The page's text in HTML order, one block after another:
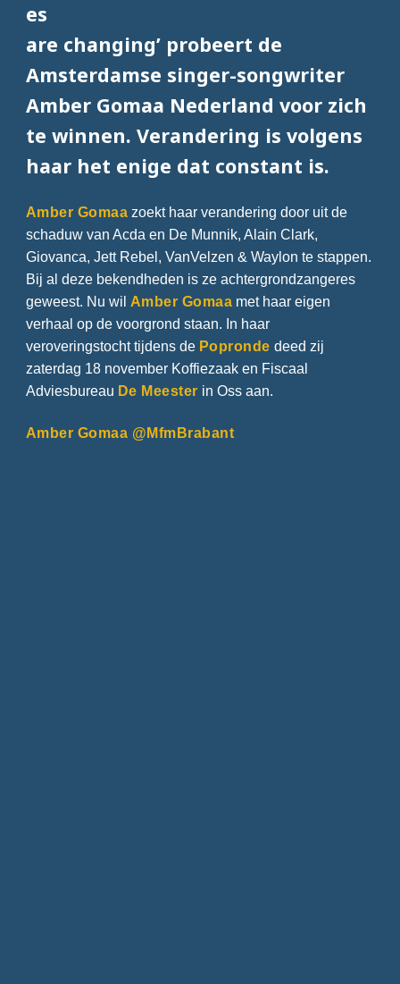
es
are changing’ probeert de
Amsterdamse singer-songwriter
Amber Gomaa Nederland voor zich
te winnen. Verandering is volgens
haar het enige dat constant is.
Amber Gomaa zoekt haar verandering door uit de
schaduw van Acda en De Munnik, Alain Clark,
Giovanca, Jett Rebel, VanVelzen & Waylon te stappen.
Bij al deze bekendheden is ze achtergrondzangeres
geweest. Nu wil Amber Gomaa met haar eigen
verhaal op de voorgrond staan. In haar
veroveringstocht tijdens de Popronde deed zij
zaterdag 18 november Koffiezaak en Fiscaal
Adviesbureau De Meester in Oss aan.
Amber Gomaa @MfmBrabant